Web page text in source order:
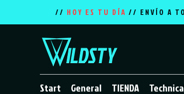
// HOY ES TU DÍA // ENVÍO A
Start General TIENDA